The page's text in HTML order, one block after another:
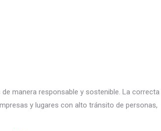
manera responsable y sostenible. La correcta
y lugares con alto tránsito de personas,